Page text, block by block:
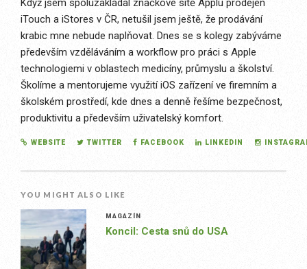
Když jsem spoluzakládal značkové sítě Applu prodejen
iTouch a iStores v ČR, netušil jsem ještě, že prodávání
krabic mne nebude naplňovat. Dnes se s kolegy zabýváme
především vzděláváním a workflow pro práci s Apple
technologiemi v oblastech medicíny, průmyslu a školství.
Školíme a mentorujeme využití iOS zařízení ve firemním a
školském prostředí, kde dnes a denně řešíme bezpečnost,
produktivitu a především uživatelský komfort.
WEBSITE TWITTER FACEBOOK LINKEDIN
YOU MIGHT ALSO LIKE
MAGAZÍN
Koncil: Cesta snů do USA